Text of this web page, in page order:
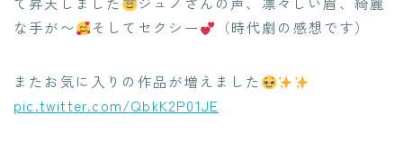
な手が〜
そしてセクシー （時代劇の感想です）
またお気に入りの作品が増えました
pic.twitter.com/QbkK2P01JE